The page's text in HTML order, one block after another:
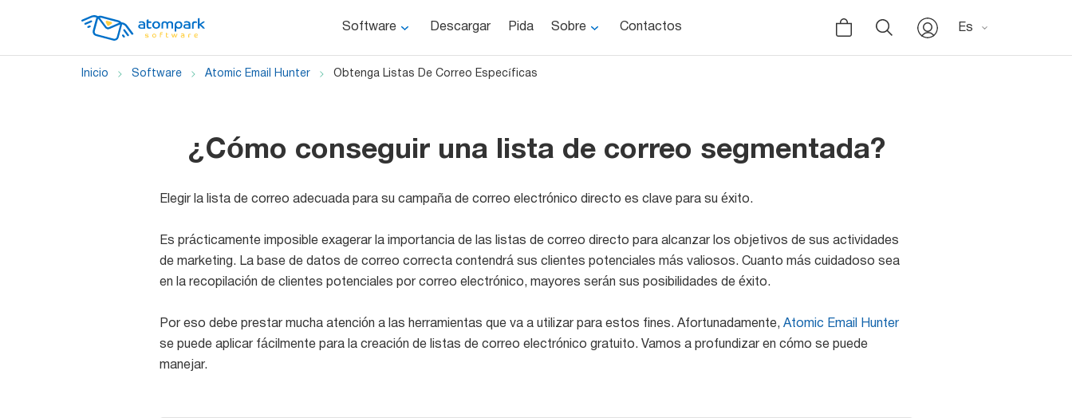
Software Descargar Pida Sobre Contactos Es
Inicio Software Atomic Email Hunter Obtenga Listas De Correo Específicas
¿Cómo conseguir una lista de correo segmentada?
Elegir la lista de correo adecuada para su campaña de correo electrónico directo es clave para su éxito.
Es prácticamente imposible exagerar la importancia de las listas de correo directo para alcanzar los objetivos de sus actividades
de marketing. La base de datos de correo correcta contendrá sus clientes potenciales más valiosos. Cuanto más cuidadoso sea
en la recopilación de clientes potenciales por correo electrónico, mayores serán sus posibilidades de éxito.
Por eso debe prestar mucha atención a las herramientas que va a utilizar para estos fines. Afortunadamente, Atomic Email Hunter
se puede aplicar fácilmente para la creación de listas de correo electrónico gratuito. Vamos a profundizar en cómo se puede
manejar.